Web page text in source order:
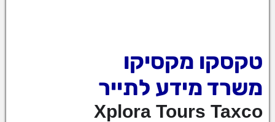
טקסקו מקסיקו
משרד מידע לתייר
Xplora Tours Taxco